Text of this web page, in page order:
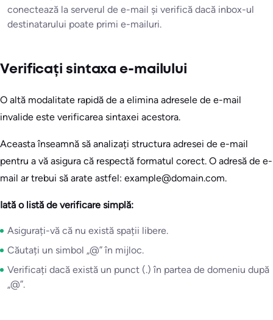
conectează la serverul de e-mail și verifică dacă inbox-ul
destinatarului poate primi e-mailuri.
Verificați sintaxa e-mailului
O altă modalitate rapidă de a elimina adresele de e-mail
invalide este verificarea sintaxei acestora.
Aceasta înseamnă să analizați structura adresei de e-mail
pentru a vă asigura că respectă formatul corect. O adresă de e-
mail ar trebui să arate astfel: example@domain.com.
Iată o listă de verificare simplă:
Asigurați-vă că nu există spații libere.
Căutați un simbol „@” în mijloc.
Verificați dacă există un punct (.) în partea de domeniu după
„@”.